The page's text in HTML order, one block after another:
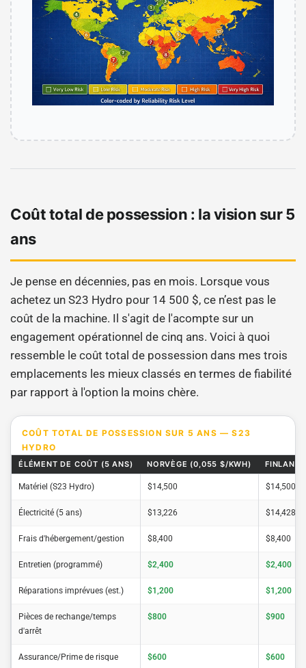
Coût total de possession : la vision sur 5
ans
Je pense en décennies, pas en mois. Lorsque vous
achetez un S23 Hydro pour 14 500 $, ce n’est pas le
coût de la machine. Il s'agit de l'acompte sur un
engagement opérationnel de cinq ans. Voici à quoi
ressemble le coût total de possession dans mes trois
emplacements les mieux classés en termes de fiabilité
par rapport à l'option la moins chère.
COÛT TOTAL DE POSSESSION SUR 5 ANS — S23
HYDRO
ÉLÉMENT DE COÛT (5 ANS) NORVÈGE (0,055 $/KWH)
Matériel (S23 Hydro) $14,500 $14,500
Électricité (5 ans) $13,226 $14,428
Frais d'hébergement/gestion $8,400 $8,400
Entretien (programmé) $2,400 $2,400
Réparations imprévues (est.) $1,200 $1,200
Pièces de rechange/temps
d'arrêt
$800 $900
Assurance/Prime de risque $600 $600